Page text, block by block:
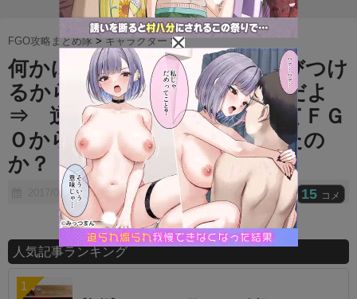
M
u
t
FGO攻略まとめ隊 >キャラクター >
何かにつけて青ペン強化に結びつけ
るから青ペン厨は嫌われるんだよ
⇒ 逆に青王厨じゃない奴ってＦＧ
Ｏからｆａｔｅシリーズ入ったの
か？
2017/08/02 15 コメ
人気記事ランキング